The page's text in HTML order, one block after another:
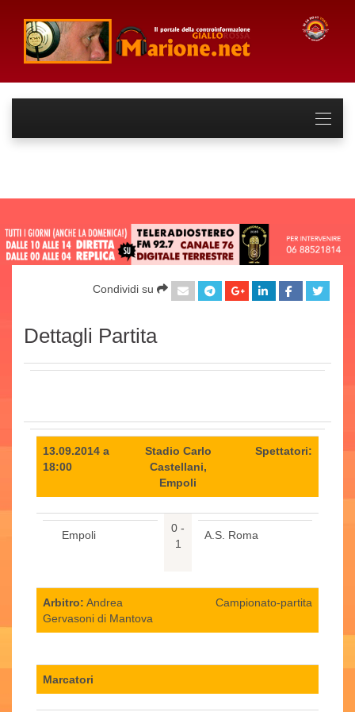
Condividi su
Dettagli Partita
13.09.2014 a
18:00
Stadio Carlo
Castellani,
Empoli
Spettatori:
Empoli
0 -
1
A.S. Roma
Arbitro: Andrea
Gervasoni di Mantova
Campionato-partita
Marcatori